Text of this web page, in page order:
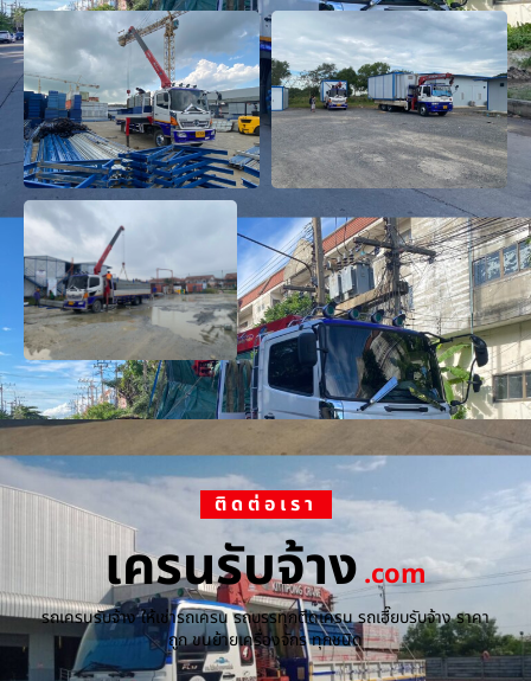
ติดต่อเรา
เครนรับจ้าง.com
รถเครนรับจ้าง ให้เช่ารถเครน รถบรรทุกติดเครน รถเฮี๊ยบรับจ้าง ราคา
ถูก ขนย้ายเครื่องจักร ทุกชนิด